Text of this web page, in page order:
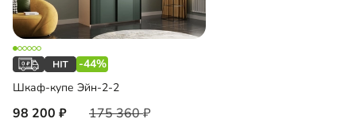
-44%
Шкаф-купе Эйн-2-2
98 200 175 360